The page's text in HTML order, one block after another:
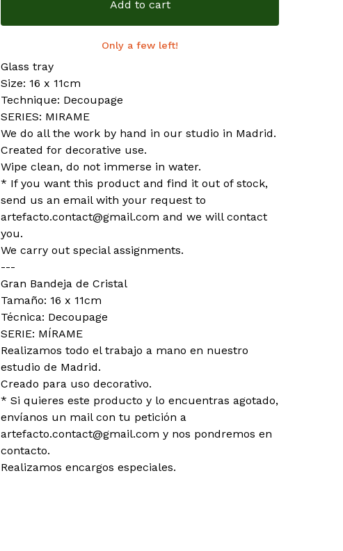
Add to cart
Only a few left!
Glass tray
Size: 16 x 11cm
Technique: Decoupage
SERIES: MIRAME
We do all the work by hand in our studio in Madrid.
Created for decorative use.
Wipe clean, do not immerse in water.
* If you want this product and find it out of stock,
send us an email with your request to
artefacto.contact@gmail.com and we will contact
you.
We carry out special assignments.
---
Gran Bandeja de Cristal
Tamaño: 16 x 11cm
Técnica: Decoupage
SERIE: MÍRAME
Realizamos todo el trabajo a mano en nuestro
estudio de Madrid.
Creado para uso decorativo.
* Si quieres este producto y lo encuentras agotado,
envíanos un mail con tu petición a
artefacto.contact@gmail.com y nos pondremos en
contacto.
Realizamos encargos especiales.